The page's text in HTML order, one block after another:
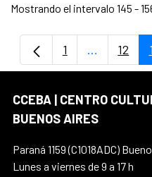
Mostrando el intervalo 145 -
Página
1 ...Páginas
12
CCEBA | CENTRO
BUENOS AIRES
Paraná 1159 (C1018ADC)
Lunes a viernes de 9 a 17 h